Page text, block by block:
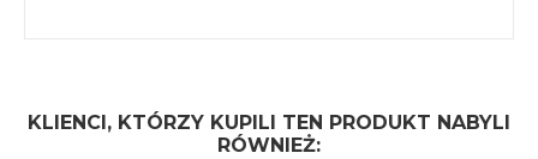
KLIENCI, KTÓRZY KUPILI TEN PRODUKT NABYLI
RÓWNIEŻ: